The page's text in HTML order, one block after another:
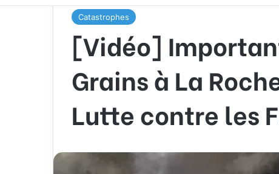
Catastrophes
[Vidéo]
Grains à La
Lutte contre les